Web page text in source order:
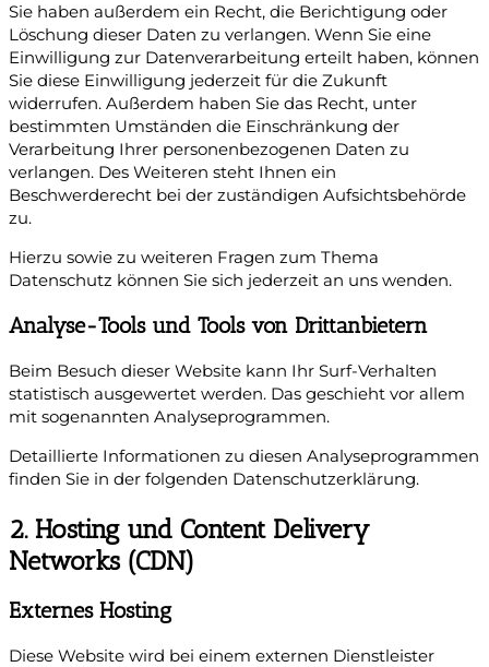
Sie haben außerdem ein Recht, die Berichtigung oder
Löschung dieser Daten zu verlangen. Wenn Sie eine
Einwilligung zur Datenverarbeitung erteilt haben, können
Sie diese Einwilligung jederzeit für die Zukunft
widerrufen. Außerdem haben Sie das Recht, unter
bestimmten Umständen die Einschränkung der
Verarbeitung Ihrer personenbezogenen Daten zu
verlangen. Des Weiteren steht Ihnen ein
Beschwerderecht bei der zuständigen Aufsichtsbehörde
zu.
Hierzu sowie zu weiteren Fragen zum Thema
Datenschutz können Sie sich jederzeit an uns wenden.
Analyse-Tools und Tools von Dritt­anbietern
Beim Besuch dieser Website kann Ihr Surf-Verhalten
statistisch ausgewertet werden. Das geschieht vor allem
mit sogenannten Analyseprogrammen.
Detaillierte Informationen zu diesen Analyseprogrammen
finden Sie in der folgenden Datenschutzerklärung.
2. Hosting und Content Delivery
Networks (CDN)
Externes Hosting
Diese Website wird bei einem externen Dienstleister